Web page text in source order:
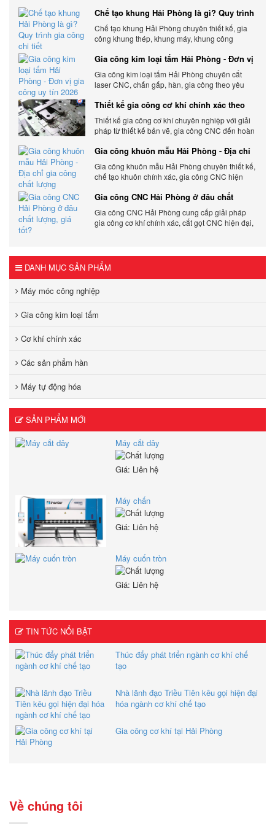
Chế tạo khung Hải Phòng là gì? Quy trình
gia công chi tiết
Chế tạo khung Hải Phòng chuyên thiết kế, gia
công khung thép, khung máy, khung công
chắc và tối ưu chi phí.
Gia công kim loại tấm Hải Phòng - Đơn vị
gia công uy tín 2026
Gia công kim loại tấm Hải Phòng chuyên cắt
laser CNC, chấn gấp, hàn, gia công theo yêu
phí.
Thiết kế gia công cơ khí chính xác theo
yêu cầu
Thiết kế gia công cơ khí chuyên nghiệp với giải
pháp từ thiết kế bản vẽ, gia công CNC đến hoàn
và tiến độ.
Gia công khuôn mẫu Hải Phòng - Địa chỉ
gia công chất lượng
Gia công khuôn mẫu Hải Phòng chuyên thiết kế,
chế tạo khuôn chính xác, gia công CNC hiện
tranh.
Gia công CNC Hải Phòng ở đâu chất
lượng, giá tốt?
Gia công CNC Hải Phòng cung cấp giải pháp
gia công cơ khí chính xác, cắt gọt CNC hiện đại,
DANH MỤC SẢN PHẨM
Máy móc công nghiệp
Gia công kim loại tấm
Cơ khí chính xác
Các sản phẩm hàn
Máy tự động hóa
SẢN PHẨM MỚI
Máy cắt dây
Giá: Liên hệ
Máy chấn
Giá: Liên hệ
Máy cuốn tròn
Giá: Liên hệ
TIN TỨC NỔI BẬT
Thúc đẩy phát triển ngành cơ khí chế
tạo
Nhà lãnh đạo Triều Tiên kêu gọi hiện đại
hóa ngành cơ khí chế tạo
Gia công cơ khí tại Hải Phòng
Về chúng tôi